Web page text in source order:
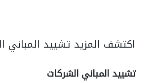
اكتشف المزيد تشييد المباني
تشييد المباني الشركات